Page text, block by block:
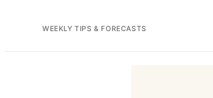
WEEKLY TIPS & FORECASTS